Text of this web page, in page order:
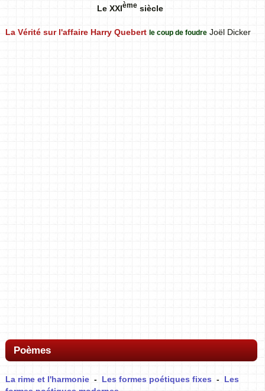
Le XXIèmesiècle
La Vérité sur l'affaire Harry Quebert le coup de foudre Joël Dicker
Poèmes
La rime et l'harmonie - Les formes poétiques fixes - Les